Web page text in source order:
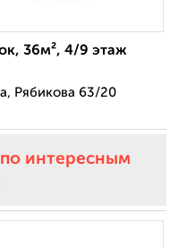
36м², 4/9 этаж
Рябикова 63/20
интересным